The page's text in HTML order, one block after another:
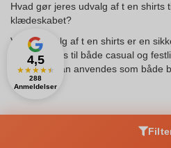
Hvad gør jeres udvalg af t en shirts
klædeskabet?
Vores udvalg af t en shirts er en
de kan styles til både casual og
med print kan anvendes som både
overdele.
4,5
★★★★★
288
Anmeldelser